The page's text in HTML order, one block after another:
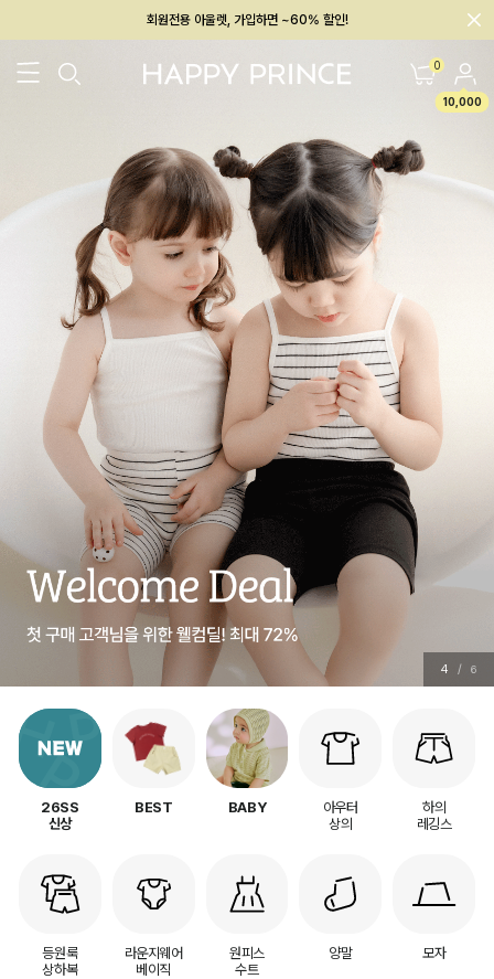
회원전용 아울렛, 가입하면 ~60% 할인!
0
10,000
5 / 6
26SS
신상
BEST BABY
아우터
상의
하의
레깅스
등원룩
상하복
라운지웨어
베이직
원피스
수트
양말 모자